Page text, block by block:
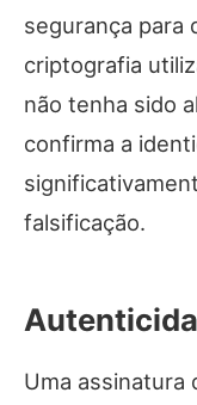
segurança para
criptografia
não tenha sido
confirma a
falsificação.
Uma assinatura